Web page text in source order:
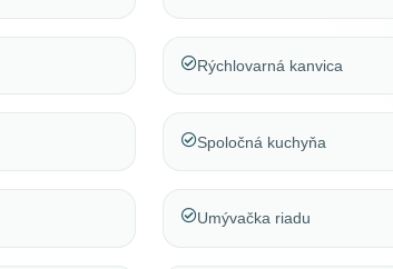
Rýchlovarná kanvica
Spoločná kuchyňa
Umývačka riadu